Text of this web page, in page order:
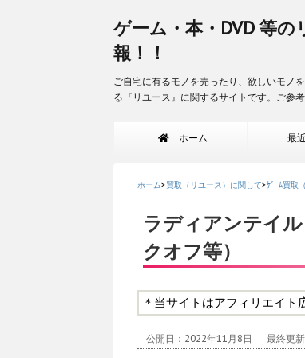
ゲーム・本・DVD 等の
報！！
ご自宅に有るモノを売ったり、欲しいモノ
る『リユース』に関するサイトです。ご参考
ホーム 最
ホーム>買取（リユース）に関して>ｹﾞｰﾑ買取
ラディアンテイ
クオフ等）
＊当サイトはアフィリエイト
公開日：2022年11月8日 最終更